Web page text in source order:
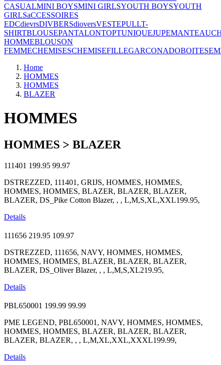
CASUALMINI BOYSMINI GIRLSYOUTH BOYSYOUTH
GIRLSaCCESSOIRES
EDCdievrsDIVBERSdioversVESTEPULLT-
SHIRTBLOUSEPANTALONTOPTUNIQUEJUPEMANTEAU
HOMMEBLOUSON
FEMMECHEMISESCHEMISEFILLEGARCONADOBOITES
Home
HOMMES
HOMMES
BLAZER
HOMMES
HOMMES > BLAZER
111401 199.95 99.97
DSTREZZED, 111401, GRIJS, HOMMES, HOMMES,
HOMMES, HOMMES, BLAZER, BLAZER, BLAZER,
BLAZER, DS_Pike Cotton Blazer, , , L,M,S,XL,XXL199.95,
Details
111656 219.95 109.97
DSTREZZED, 111656, NAVY, HOMMES, HOMMES,
HOMMES, HOMMES, BLAZER, BLAZER, BLAZER,
BLAZER, DS_Oliver Blazer, , , L,M,S,XL219.95,
Details
PBL650001 199.99 99.99
PME LEGEND, PBL650001, NAVY, HOMMES, HOMMES,
HOMMES, HOMMES, BLAZER, BLAZER, BLAZER,
BLAZER, BLAZER, , , L,M,XL,XXL,XXXL199.99,
Details